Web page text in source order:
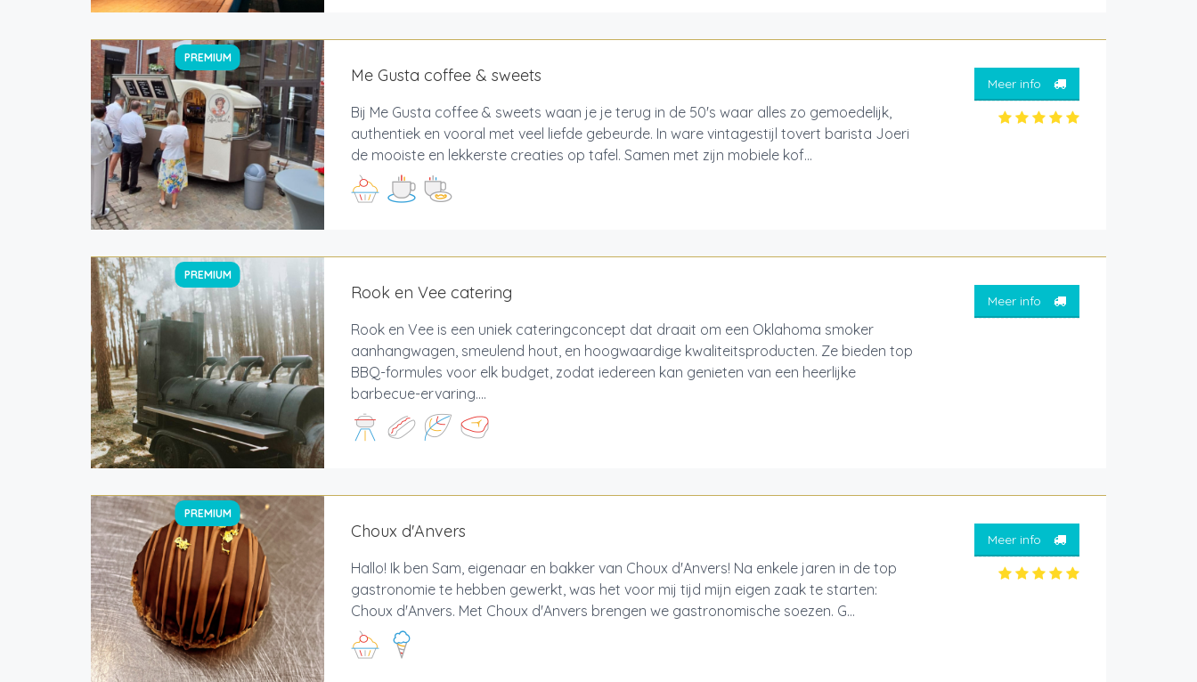
PREMIUM
Me Gusta coffee & sweets
Bij Me Gusta coffee & sweets waan je je terug in de 50's waar alles zo gemoedelijk,
authentiek en vooral met veel liefde gebeurde. In ware vintagestijl tovert barista Joeri
de mooiste en lekkerste creaties op tafel. Samen met zijn mobiele kof...
Meer info
PREMIUM
Rook en Vee catering
Rook en Vee is een uniek cateringconcept dat draait om een Oklahoma smoker
aanhangwagen, smeulend hout, en hoogwaardige kwaliteitsproducten. Ze bieden top
BBQ-formules voor elk budget, zodat iedereen kan genieten van een heerlijke
barbecue-ervaring....
Meer info
PREMIUM
Choux d'Anvers
Hallo! Ik ben Sam, eigenaar en bakker van Choux d'Anvers! Na enkele jaren in de top
gastronomie te hebben gewerkt, was het voor mij tijd mijn eigen zaak te starten:
Choux d'Anvers. Met Choux d'Anvers brengen we gastronomische soezen. G...
Meer info